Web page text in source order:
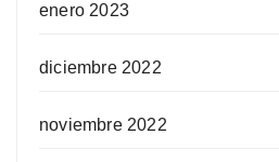
enero 2023
diciembre 2022
noviembre 2022